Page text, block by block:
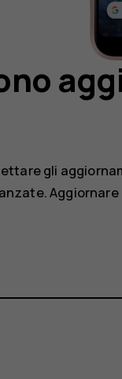
gli